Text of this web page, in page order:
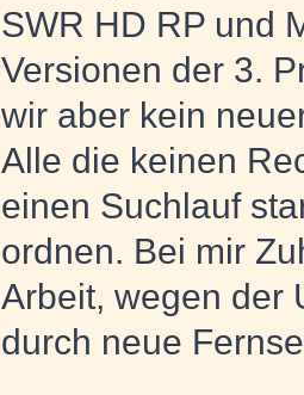
SWR HD RP und
Versionen der 3.
wir aber kein
Alle die keinen
einen Suchlauf
ordnen. Bei mir
Arbeit, wegen der
durch neue